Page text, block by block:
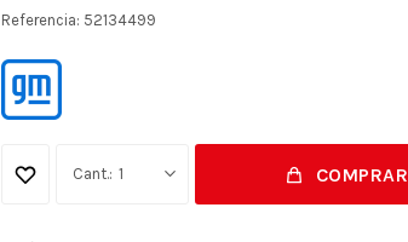
Referencia: 52134499
1 COMPRAR